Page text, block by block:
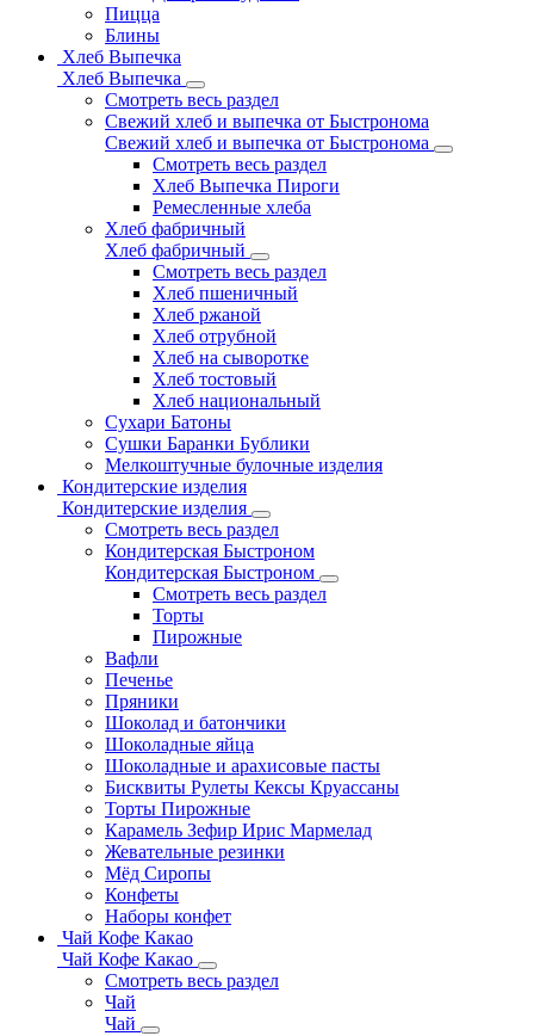
Пицца
Блины
Хлеб Выпечка
Хлеб Выпечка
Смотреть весь раздел
Свежий хлеб и выпечка от Быстронома
Свежий хлеб и выпечка от Быстронома
Смотреть весь раздел
Хлеб Выпечка Пироги
Ремесленные хлеба
Хлеб фабричный
Хлеб фабричный
Смотреть весь раздел
Хлеб пшеничный
Хлеб ржаной
Хлеб отрубной
Хлеб на сыворотке
Хлеб тостовый
Хлеб национальный
Сухари Батоны
Сушки Баранки Бублики
Мелкоштучные булочные изделия
Кондитерские изделия
Кондитерские изделия
Смотреть весь раздел
Кондитерская Быстроном
Кондитерская Быстроном
Смотреть весь раздел
Торты
Пирожные
Вафли
Печенье
Пряники
Шоколад и батончики
Шоколадные яйца
Шоколадные и арахисовые пасты
Бисквиты Рулеты Кексы Круассаны
Торты Пирожные
Карамель Зефир Ирис Мармелад
Жевательные резинки
Мёд Сиропы
Конфеты
Наборы конфет
Чай Кофе Какао
Чай Кофе Какао
Смотреть весь раздел
Чай
Чай